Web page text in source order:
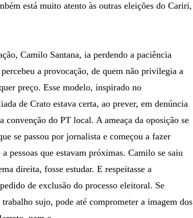
está muito atento às outras eleições do Cariri,
Camilo Santana, ia perdendo a paciência
a provocação, de quem não privilegia a
preço. Esse modelo, inspirado no
de Crato estava certa, ao prever, em denúncia
do PT local. A ameaça da oposição se
se passou por jornalista e começou a fazer
pessoas que estavam próximas. Camilo se saiu
direita, fosse estudar. E respeitasse a
de exclusão do processo eleitoral. Se
sujo, pode até comprometer a imagem dos